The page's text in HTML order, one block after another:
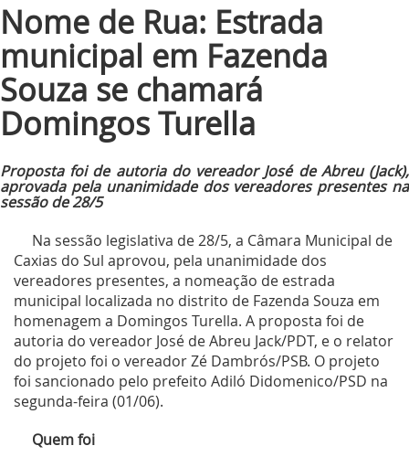
Nome de Rua: Estrada
municipal em Fazenda
Souza se chamará
Domingos Turella
Proposta foi de autoria do vereador José de Abreu (Jack),
aprovada pela unanimidade dos vereadores presentes na
sessão de 28/5
Na sessão legislativa de 28/5, a Câmara Municipal de
Caxias do Sul aprovou, pela unanimidade dos
vereadores presentes, a nomeação de estrada
municipal localizada no distrito de Fazenda Souza em
homenagem a Domingos Turella. A proposta foi de
autoria do vereador José de Abreu Jack/PDT, e o relator
do projeto foi o vereador Zé Dambrós/PSB. O projeto
foi sancionado pelo prefeito Adiló Didomenico/PSD na
segunda-feira (01/06).
Quem foi